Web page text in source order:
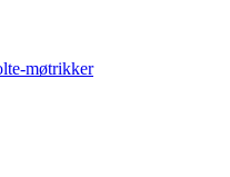
møtrikker